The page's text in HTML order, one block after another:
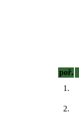
poř.
1.
2.